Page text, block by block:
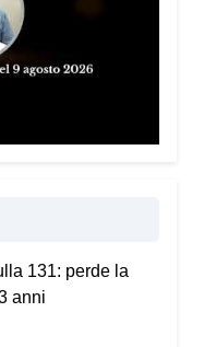
131: perde la
anni